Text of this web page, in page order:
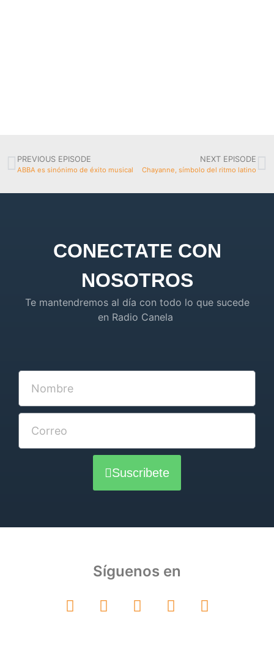
PREVIOUS EPISODE
ABBA es sinónimo de éxito musical
NEXT EPISODE
Chayanne, símbolo del ritmo latino
CONECTATE CON
NOSOTROS
Te mantendremos al día con todo lo que sucede
en Radio Canela
Suscribete
Síguenos en